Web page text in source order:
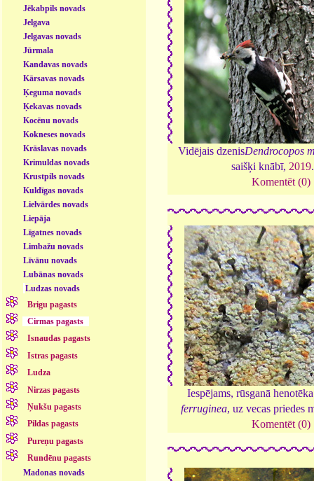
Jēkabpils novads
Jelgava
Jelgavas novads
Jūrmala
Kandavas novads
Kārsavas novads
Ķeguma novads
Ķekavas novads
Kocēnu novads
Kokneses novads
Krāslavas novads
Krimuldas novads
Krustpils novads
Kuldīgas novads
Lielvārdes novads
Liepāja
Līgatnes novads
Limbažu novads
Līvānu novads
Lubānas novads
Ludzas novads
Brigu pagasts
Cirmas pagasts
Isnaudas pagasts
Istras pagasts
Ludza
Nirzas pagasts
Ņukšu pagasts
Pildas pagasts
Pureņu pagasts
Rundēnu pagasts
Madonas novads
Vidējais dzenisDendrocopos
saišķi knābī, 2019
Komentēt (0)
Iespējams, rūsganā
ferruginea, uz vecas priedes
Komentēt (0)